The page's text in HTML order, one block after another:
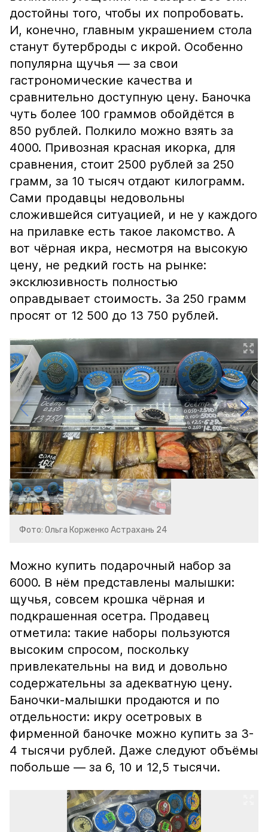
достойны того, чтобы их попробовать.
И, конечно, главным украшением стола
станут бутерброды с икрой. Особенно
популярна щучья — за свои
гастрономические качества и
сравнительно доступную цену. Баночка
чуть более 100 граммов обойдётся в
850 рублей. Полкило можно взять за
4000. Привозная красная икорка, для
сравнения, стоит 2500 рублей за 250
грамм, за 10 тысяч отдают килограмм.
Сами продавцы недовольны
сложившейся ситуацией, и не у каждого
на прилавке есть такое лакомство. А
вот чёрная икра, несмотря на высокую
цену, не редкий гость на рынке:
эксклюзивность полностью
оправдывает стоимость. За 250 грамм
просят от 12 500 до 13 750 рублей.
Фото: Ольга Корженко Астрахань 24
Можно купить подарочный набор за
6000. В нём представлены малышки:
щучья, совсем крошка чёрная и
подкрашенная осетра. Продавец
отметила: такие наборы пользуются
высоким спросом, поскольку
привлекательны на вид и довольно
содержательны за адекватную цену.
Баночки-малышки продаются и по
отдельности: икру осетровых в
фирменной баночке можно купить за 3-
4 тысячи рублей. Даже следуют объёмы
побольше — за 6, 10 и 12,5 тысячи.